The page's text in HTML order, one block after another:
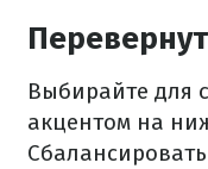
Выбирайте для
акцентом на